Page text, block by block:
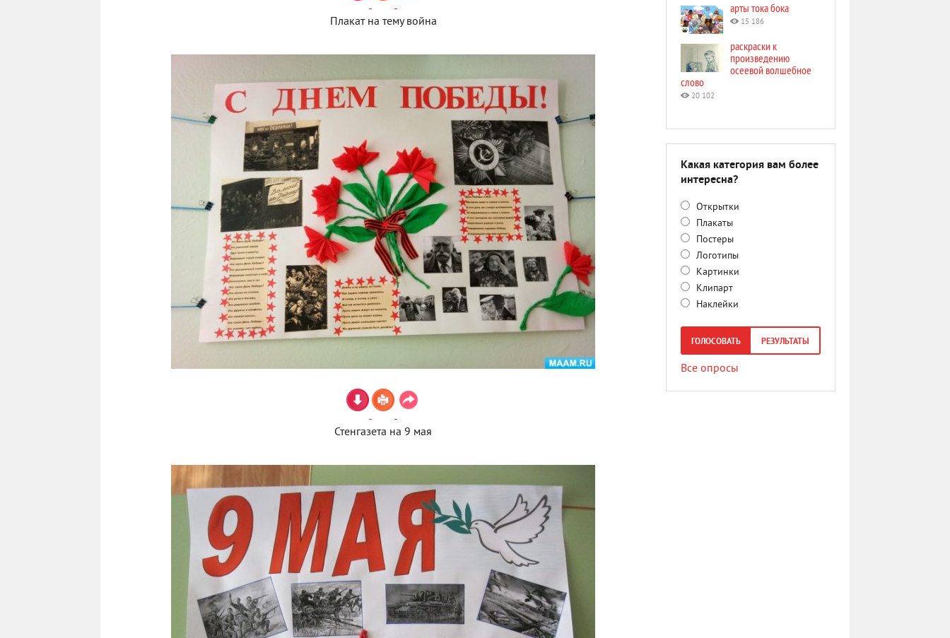
Плакат на тему война
Стенгазета на 9 мая
арты тока бока
15 186
раскраски к
произведению
осеевой волшебное
слово
20 102
Какая категория вам более
интересна?
Открытки
Плакаты
Постеры
Логотипы
Картинки
Клипарт
Наклейки
ГОЛОСОВАТЬ РЕЗУЛЬТАТЫ
Все опросы